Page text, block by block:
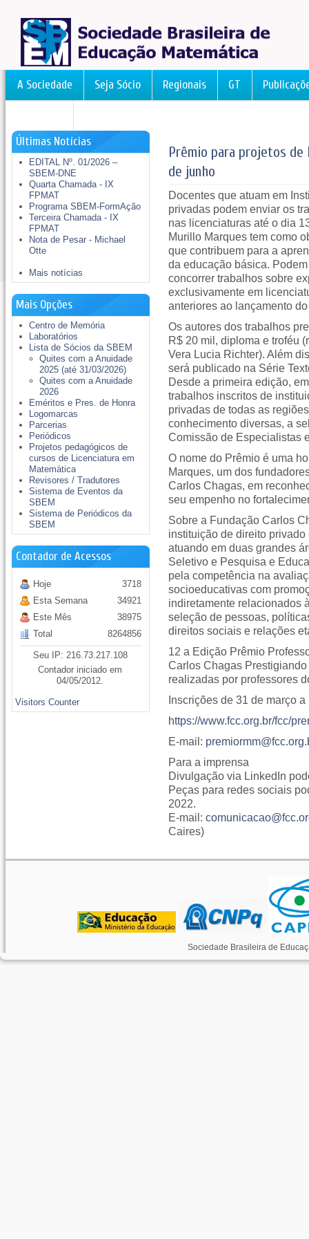
A Sociedade Seja Sócio Regionais GT
Últimas Notícias
EDITAL Nº. 01/2026 –
SBEM-DNE
Quarta Chamada - IX
FPMAT
Programa SBEM-FormAção
Terceira Chamada - IX
FPMAT
Nota de Pesar - Michael
Otte
Mais notícias
Mais Opções
Centro de Memória
Laboratórios
Lista de Sócios da SBEM
Quites com a Anuidade
2025 (até 31/03/2026)
Quites com a Anuidade
2026
Eméritos e Pres. de Honra
Logomarcas
Parcerias
Periódicos
Projetos pedagógicos de
cursos de Licenciatura em
Matemática
Revisores / Tradutores
Sistema de Eventos da
SBEM
Sistema de Periódicos da
SBEM
Contador de Acessos
Hoje
Esta Semana
Este Mês
Total
3718
34921
38975
8264856
Seu IP: 216.73.217.108
Contador iniciado em
04/05/2012.
Visitors Counter
Prêmio para projetos de
de junho
Docentes que atuam em
privadas podem enviar os
nas licenciaturas até o dia
Murillo Marques tem como
que contribuem para a
da educação básica. Podem
concorrer trabalhos sobre
exclusivamente em
anteriores ao lançamento
Os autores dos trabalhos
R$ 20 mil, diploma e troféu
Vera Lucia Richter). Além
será publicado na Série
Desde a primeira edição,
trabalhos inscritos de
privadas de todas as
conhecimento diversas, a
Comissão de Especialistas
O nome do Prêmio é uma
Marques, um dos
Carlos Chagas, em
seu empenho no
Sobre a Fundação Carlos
instituição de direito
atuando em duas grandes
Seletivo e Pesquisa e
pela competência na
socioeducativas com
indiretamente relacionados
seleção de pessoas,
direitos sociais e relações
12 a Edição Prêmio
Carlos Chagas
realizadas por professores
Inscrições de 31 de março
https://www.fcc.org.br/fcc/
E-mail:
Para a imprensa
Divulgação via LinkedIn
Peças para redes sociais
2022.
E-mail:
Caires)
Sociedade Brasileira de